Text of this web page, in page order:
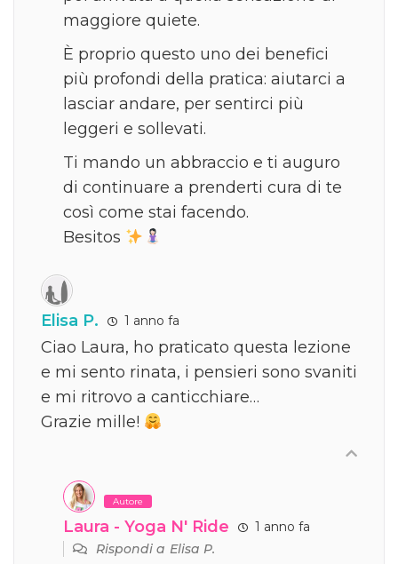
maggiore quiete.
È proprio questo uno dei benefici
più profondi della pratica: aiutarci a
lasciar andare, per sentirci più
leggeri e sollevati.
Ti mando un abbraccio e ti auguro
di continuare a prenderti cura di te
così come stai facendo.
Besitos
Elisa P. 1 anno fa
Ciao Laura, ho praticato questa lezione
e mi sento rinata, i pensieri sono svaniti
e mi ritrovo a canticchiare…
Grazie mille!
Autore
Laura - Yoga N' Ride
1 anno fa
Rispondi aElisa P.